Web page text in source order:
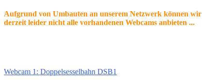
Aufgrund von Umbauten an unserem Netzwerk können wir
derzeit leider nicht alle vorhandenen Webcams anbieten ...
Webcam 1: Doppelsesselbahn DSB1